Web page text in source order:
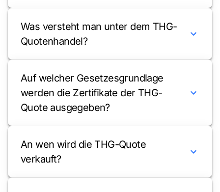
Was versteht man unter dem THG-
Quotenhandel?
Auf welcher Gesetzesgrundlage
werden die Zertifikate der THG-
Quote ausgegeben?
An wen wird die THG-Quote
verkauft?